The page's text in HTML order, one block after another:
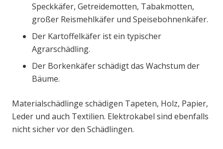
Speckkäfer, Getreidemotten, Tabakmotten,
großer Reismehlkäfer und Speisebohnenkäfer.
Der Kartoffelkäfer ist ein typischer
Agrarschädling.
Der Borkenkäfer schädigt das Wachstum der
Bäume.
Materialschädlinge schädigen Tapeten, Holz, Papier,
Leder und auch Textilien. Elektrokabel sind ebenfalls
nicht sicher vor den Schädlingen.